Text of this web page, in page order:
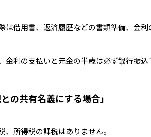
は借用書、返済履歴などの書類準備、金
金利の支払いと元金の半歳は必ず銀行振
との共有名義にする場合」
、所得税の課税はありません。